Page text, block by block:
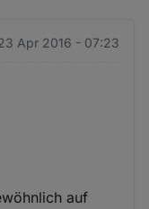
Apr 2016 - 07:23
auf